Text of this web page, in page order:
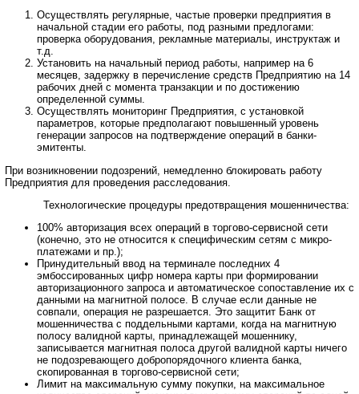
Осуществлять регулярные, частые проверки предприятия в
начальной стадии его работы, под разными предлогами:
проверка оборудования, рекламные материалы, инструктаж и
т.д.
Установить на начальный период работы, например на 6
месяцев, задержку в перечисление средств Предприятию на 14
рабочих дней с момента транзакции и по достижению
определенной суммы.
Осуществлять мониторинг Предприятия, с установкой
параметров, которые предполагают повышенный уровень
генерации запросов на подтверждение операций в банки-
эмитенты.
При возникновении подозрений, немедленно блокировать работу
Предприятия для проведения расследования.
Технологические процедуры предотвращения мошенничества:
100% авторизация всех операций в торгово-сервисной сети
(конечно, это не относится к специфическим сетям с микро-
платежами и пр.);
Принудительный ввод на терминале последних 4
эмбоссированных цифр номера карты при формировании
авторизационного запроса и автоматическое сопоставление их с
данными на магнитной полосе. В случае если данные не
совпали, операция не разрешается. Это защитит Банк от
мошенничества с поддельными картами, когда на магнитную
полосу валидной карты, принадлежащей мошеннику,
записывается магнитная полоса другой валидной карты ничего
не подозревающего добропорядочного клиента банка,
скопированная в торгово-сервисной сети;
Лимит на максимальную сумму покупки, на максимальное